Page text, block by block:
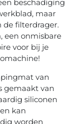
beschadiging
maar
de filterdrager.
een onmisbare
voor bij je
van
gemaakt van
siliconen
kan
worden